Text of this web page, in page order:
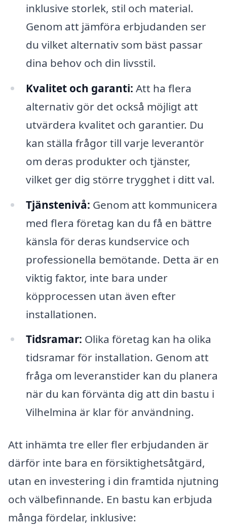
inklusive storlek, stil och material.
Genom att jämföra erbjudanden ser
du vilket alternativ som bäst passar
dina behov och din livsstil.
Kvalitet och garanti: Att ha flera
alternativ gör det också möjligt att
utvärdera kvalitet och garantier. Du
kan ställa frågor till varje leverantör
om deras produkter och tjänster,
vilket ger dig större trygghet i ditt val.
Tjänstenivå: Genom att kommunicera
med flera företag kan du få en bättre
känsla för deras kundservice och
professionella bemötande. Detta är en
viktig faktor, inte bara under
köpprocessen utan även efter
installationen.
Tidsramar: Olika företag kan ha olika
tidsramar för installation. Genom att
fråga om leveranstider kan du planera
när du kan förvänta dig att din bastu i
Vilhelmina är klar för användning.
Att inhämta tre eller fler erbjudanden är
därför inte bara en försiktighetsåtgärd,
utan en investering i din framtida njutning
och välbefinnande. En bastu kan erbjuda
många fördelar, inklusive: